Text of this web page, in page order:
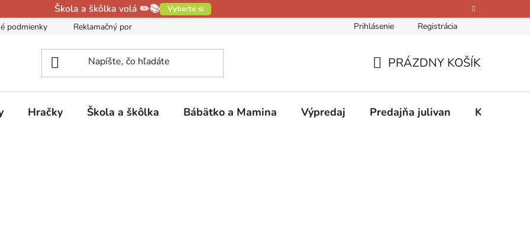
Škola a škôlka volá ✏️📚 Vyberte si
podmienky Reklamačný poriadok Kontakty O nás Hodnotenie obchodu
Prihlásenie Registrácia
KOŠÍK
PRÁZDNY KOŠÍK
Hračky Škola a škôlka Bábätko a Mamina Výpredaj Predajňa julivan Kontakty